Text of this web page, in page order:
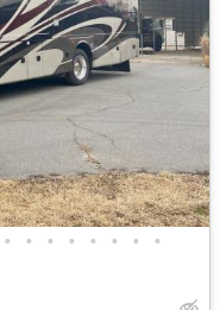
• • • • • • • •